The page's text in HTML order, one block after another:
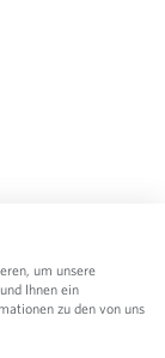
um unsere
Ihnen ein
zu den von uns